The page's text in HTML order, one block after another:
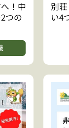
！中
つの
別
い4